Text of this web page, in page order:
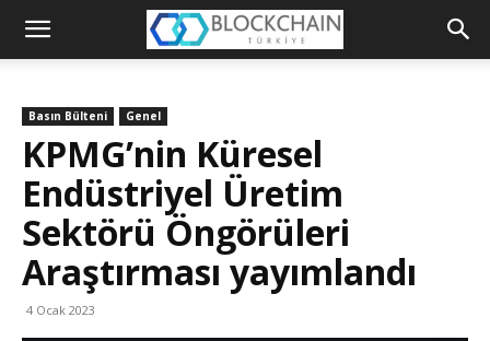
Blockchain
Basın Bülteni Genel
KPMG’nin Küresel
Endüstriyel Üretim
Sektörü Öngörüleri
Araştırması yayımlandı
4 Ocak 2023